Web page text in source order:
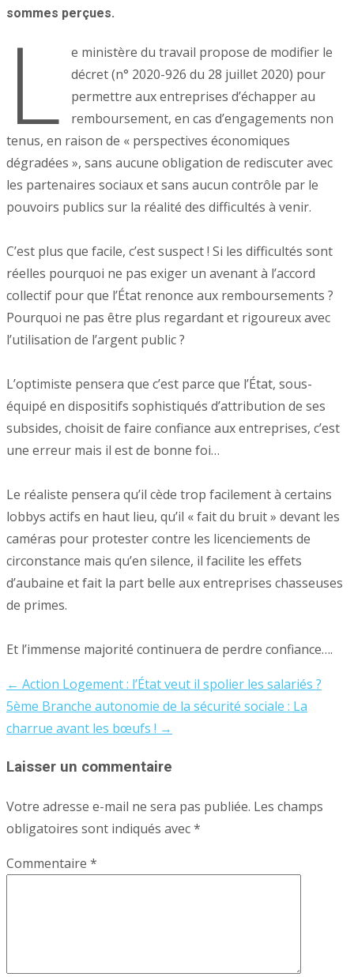
sommes perçues.
L
e ministère du travail propose de modifier le
décret (n° 2020-926 du 28 juillet 2020) pour
permettre aux entreprises d’échapper au
remboursement, en cas d’engagements non
tenus, en raison de « perspectives économiques
dégradées », sans aucune obligation de rediscuter avec
les partenaires sociaux et sans aucun contrôle par le
pouvoirs publics sur la réalité des difficultés à venir.
C’est plus que facile, c’est suspect ! Si les difficultés sont
réelles pourquoi ne pas exiger un avenant à l’accord
collectif pour que l’État renonce aux remboursements ?
Pourquoi ne pas être plus regardant et rigoureux avec
l’utilisation de l’argent public ?
L’optimiste pensera que c’est parce que l’État, sous-
équipé en dispositifs sophistiqués d’attribution de ses
subsides, choisit de faire confiance aux entreprises, c’est
une erreur mais il est de bonne foi…
Le réaliste pensera qu’il cède trop facilement à certains
lobbys actifs en haut lieu, qu’il « fait du bruit » devant les
caméras pour protester contre les licenciements de
circonstance mais qu’en silence, il facilite les effets
d’aubaine et fait la part belle aux entreprises chasseuses
de primes.
Et l’immense majorité continuera de perdre confiance….
Post
navigation
← Action Logement : l’État veut il spolier les salariés ?
5ème Branche autonomie de la sécurité sociale : La
charrue avant les bœufs ! →
Laisser un commentaire
Votre adresse e-mail ne sera pas publiée. Les champs
obligatoires sont indiqués avec*
Commentaire *